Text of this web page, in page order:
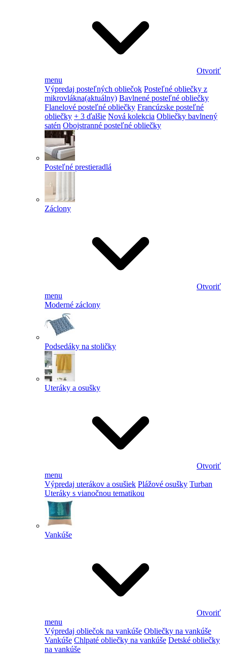
Otvoriť
menu
Výpredaj posteľných obliečok Posteľné obliečky z
mikrovlákna(aktuálny) Bavlnené posteľné obliečky
Flanelové posteľné obliečky Francúzske posteľné
obliečky + 3 ďalšie Nová kolekcia Obliečky bavlnený
satén Obojstranné posteľné obliečky
Posteľné prestieradlá
Záclony
Otvoriť
menu
Moderné záclony
Podsedáky na stoličky
Uteráky a osušky
Otvoriť
menu
Výpredaj uterákov a osušiek Plážové osušky Turban
Uteráky s vianočnou tematikou
Vankúše
Otvoriť
menu
Výpredaj obliečok na vankúše Obliečky na vankúše
Vankúše Chlpaté obliečky na vankúše Detské obliečky
na vankúše